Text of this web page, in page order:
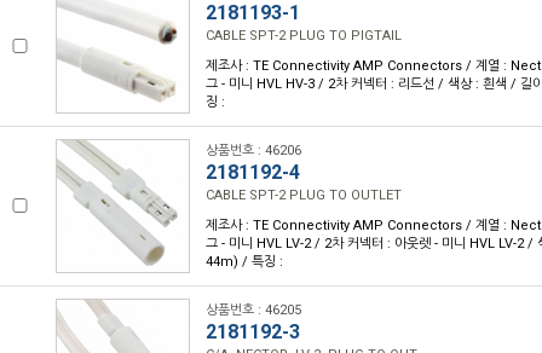
2181193-1
CABLE SPT-2 PLUG TO PIGTAIL
제조사 : TE Connectivity AMP Connectors / 계열 :
그 - 미니 HVL HV-3 / 2차 커넥터 : 리드선 / 색상 : 흰색 /
징 :
상품번호 : 46206
2181192-4
CABLE SPT-2 PLUG TO OUTLET
제조사 : TE Connectivity AMP Connectors / 계열 :
그 - 미니 HVL LV-2 / 2차 커넥터 : 아웃렛 - 미니 HVL LV-2 /
44m) / 특징 :
상품번호 : 46205
2181192-3